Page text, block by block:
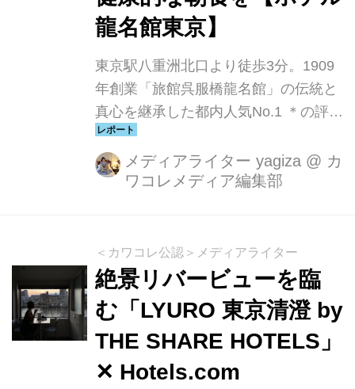
龍名館東京】
東京駅八重洲北口より徒歩3分。1909
年創業「旅館呉服橋龍名館」の伝統と
真心を継承した都内人気No.1 ＊の評価
を得るスモールラグジュアリーホテル
【ホテル龍名館東京】。仕事終わりに
手ぶらで美容を楽しみながら宿泊でき
にこだわったコンセプトルームで“美の
アイテム”を好きなだけお試しでき、野
菜たっぷり、約20 種の本格朝食ビュッ
フェで、心身共にリフレッシュできる
ご褒美プランです。※インターネット
サイト「ねとらぼ」調べ
メディアライター yagiza @ カ
ワコレメディア編集部
＜カワコレ公認＞メディアライター
絶景リバービューを臨
む「LYURO 東京清澄 by
THE SHARE HOTELS」
✕ Hotels.com